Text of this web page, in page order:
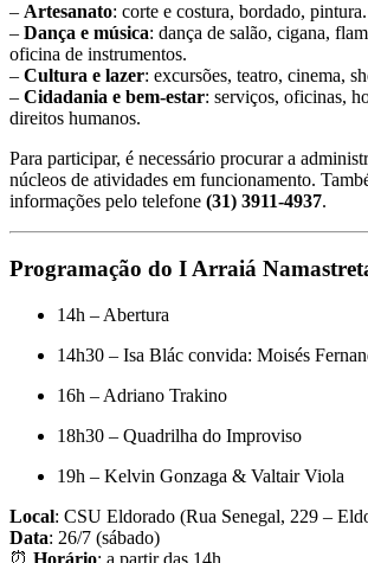
– Artesanato: corte e costura, bordado, pintura.
– Dança e música: dança de salão, cigana,
oficina de instrumentos.
– Cultura e lazer: excursões, teatro, cinema,
– Cidadania e bem-estar: serviços, oficinas,
direitos humanos.
Para participar, é necessário procurar a
núcleos de atividades em funcionamento.
informações pelo telefone (31) 3911-4937.
Programação do I Arraiá
14h – Abertura
14h30 – Isa Blác convida: Moisés
16h – Adriano Trakino
18h30 – Quadrilha do Improviso
19h – Kelvin Gonzaga & Valtair Viola
Local: CSU Eldorado (Rua Senegal, 229 –
Data: 26/7 (sábado)
⏰ Horário: a partir das 14h